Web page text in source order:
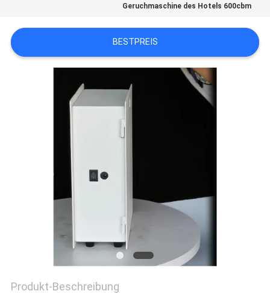
SIE EIN
ZITAT
SHOPPING
SITEMAP
Geruchmaschine des Hotels 600cbm
BESTPREIS
Produkt-Beschreibung